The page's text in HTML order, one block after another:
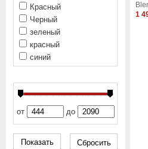
Красный
Черный
зеленый
красный
синий
от до
1